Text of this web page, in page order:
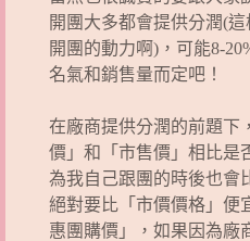
開團大多都會提供分潤(
開團的動力啊)，可能8-
名氣和銷售量而定吧！
在廠商提供分潤的前題下
價」和「市售價」相比是
為我自己跟團的時後也會
絕對要比「市價價格」便
惠團購價」，如果因為廠